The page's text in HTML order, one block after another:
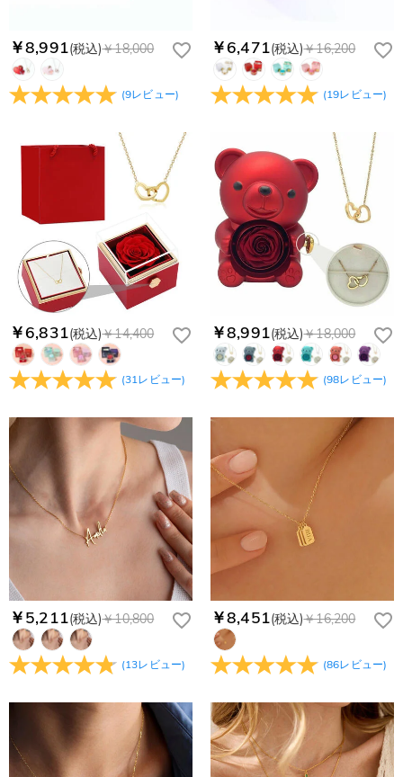
￥8,991(税込)￥18,000
(9レビュー)
￥6,471(税込)￥16,200
(19レビュー)
￥6,831(税込)￥14,400
(31レビュー)
￥8,991(税込)￥18,000
(98レビュー)
￥5,211(税込)￥10,800
(13レビュー)
￥8,451(税込)￥16,200
(86レビュー)